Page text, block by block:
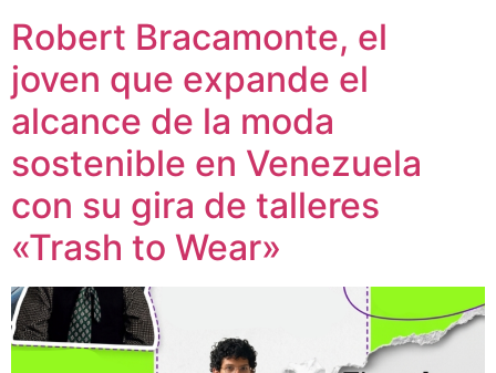
Robert Bracamonte, el
joven que expande el
alcance de la moda
sostenible en Venezuela
con su gira de talleres
«Trash to Wear»